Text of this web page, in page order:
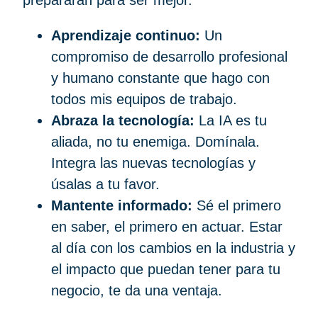
Aprendizaje continuo: Un
compromiso de desarrollo profesional
y humano constante que hago con
todos mis equipos de trabajo.
Abraza la tecnología: La IA es tu
aliada, no tu enemiga. Domínala.
Integra las nuevas tecnologías y
úsalas a tu favor.
Mantente informado: Sé el primero
en saber, el primero en actuar. Estar
al día con los cambios en la industria y
el impacto que puedan tener para tu
negocio, te da una ventaja.